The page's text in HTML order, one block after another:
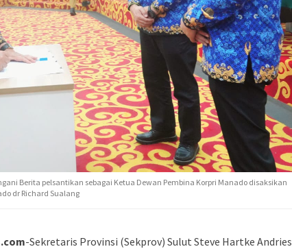
Berita pelsantikan sebagai Ketua Dewan Pembina Korpri Manado disaksikan
dr Richard Sualang
-Sekretaris Provinsi (Sekprov) Sulut Steve Hartke Andries